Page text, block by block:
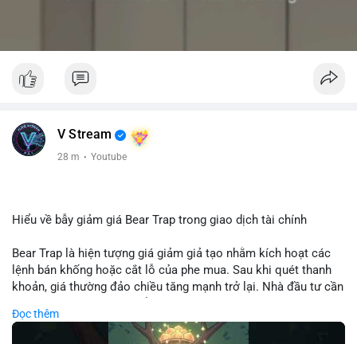
V Stream
28 m · Youtube
Hiểu về bẫy giảm giá Bear Trap trong giao dịch tài chính
Bear Trap là hiện tượng giá giảm giả tạo nhằm kích hoạt các
lệnh bán khống hoặc cắt lỗ của phe mua. Sau khi quét thanh
khoản, giá thường đảo chiều tăng mạnh trở lại. Nhà đầu tư cần
hóa điểm vào lệnh.
Đọc thêm